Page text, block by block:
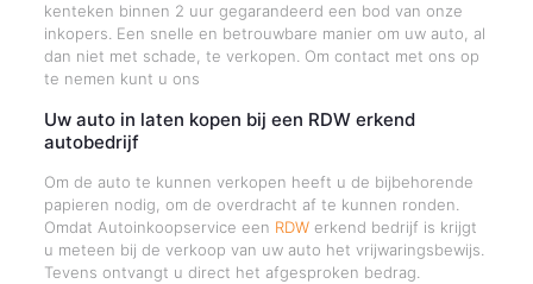
kenteken binnen 2 uur gegarandeerd een bod van onze
inkopers. Een snelle en betrouwbare manier om uw auto, al
dan niet met schade, te verkopen. Om contact met ons op
te nemen kunt u ons
Uw auto in laten kopen bij een RDW erkend
autobedrijf
Om de auto te kunnen verkopen heeft u de bijbehorende
papieren nodig, om de overdracht af te kunnen ronden.
Omdat Autoinkoopservice een RDWerkend bedrijf is krijgt
u meteen bij de verkoop van uw auto het vrijwaringsbewijs.
Tevens ontvangt u direct het afgesproken bedrag.